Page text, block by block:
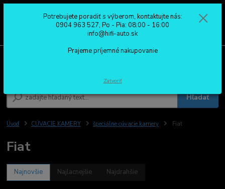
Hľadať
0904 963 527
Po - Pia: 08:00 - 16:00
Úvod CÚVACIE KAMERY špeciálne cúvacie kamery Fiat
Fiat
Najnovšie Najlacnejšie Najdrahšie
Potrebujete poradiť s výberom, kontaktujte nás:
0904 963 527, Po - Pia: 08:00 - 16:00
info@hifi-auto.sk
Prajeme príjemné nakupovanie
Zatvoriť